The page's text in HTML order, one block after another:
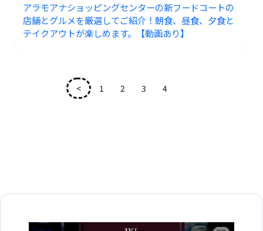
アラモアナショッピングセンターの新フードコートの
店舗とグルメを厳選してご紹介！朝食、昼食、夕食と
テイクアウトが楽しめます。【動画あり】
< 1 2 3 4